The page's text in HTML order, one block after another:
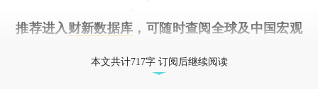
推荐进入 财新数据库 ，可随时查阅全球及中国宏观
本文共计717字 订阅后继续阅读